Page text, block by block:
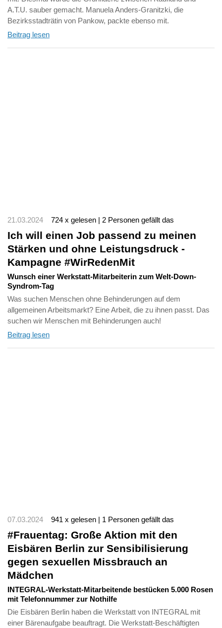
A.T.U. sauber gemacht. Manuela Anders-Granitzki, die
Bezirksstadträtin von Pankow, packte ebenso mit.
Beitrag lesen
21.03.2024 724 x gelesen | 2 Personen gefällt das
Ich will einen Job passend zu meinen
Stärken und ohne Leistungsdruck -
Kampagne #WirRedenMit
Wunsch einer Werkstatt-Mitarbeiterin zum Welt-Down-
Syndrom-Tag
Was suchen Menschen ohne Behinderungen auf dem
allgemeinen Arbeitsmarkt? Eine Arbeit, die zu ihnen passt. Das
suchen wir Menschen mit Behinderungen auch!
Beitrag lesen
07.03.2024 941 x gelesen | 1 Personen gefällt das
#Frauentag: Große Aktion mit den
Eisbären Berlin zur Sensibilisierung
gegen sexuellen Missbrauch an
Mädchen
INTEGRAL-Werkstatt-Mitarbeitende bestücken 5.000 Rosen
mit Telefonnummer zur Nothilfe
Die Eisbären Berlin haben die Werkstatt von INTEGRAL mit
einer Bärenaufgabe beauftragt. Die Werkstatt-Beschäftigten